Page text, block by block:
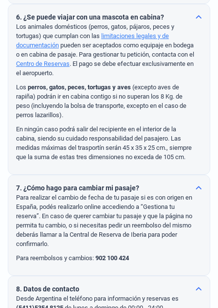
6. ¿Se puede viajar con una mascota en cabina?
Los animales domésticos (perros, gatos, pájaros, peces y
tortugas) que cumplan con las limitaciones legales y de
documentación pueden ser aceptados como equipaje en bodega
o en cabina de pasaje. Para gestionar tu petición, contacta con el
Centro de Reservas. El pago se debe efectuar exclusivamente en
el aeropuerto.
Los perros, gatos, peces, tortugas y aves (excepto aves de
rapiña) podrán ir en cabina contigo si no superan los 8 Kg. de
peso (incluyendo la bolsa de transporte, excepto en el caso de
perros lazarillos).
En ningún caso podrá salir del recipiente en el interior de la
cabina, siendo su cuidado responsabilidad del pasajero. Las
medidas máximas del trasportín serán 45 x 35 x 25 cm., siempre
que la suma de estas tres dimensiones no exceda de 105 cm.
7. ¿Cómo hago para cambiar mi pasaje?
Para realizar el cambio de fecha de tu pasaje si es con origen en
España, podés realizarlo online accediendo a “Gestiona tu
reserva”. En caso de querer cambiar tu pasaje y que la página no
permita tu cambio, o si necesitas pedir un reembolso del mismo
deberás llamar a la Central de Reserva de Iberia para poder
confirmarlo.
Para reembolsos y cambios: 902 100 424
8. Datos de contacto
Desde Argentina el teléfono para información y reservas es